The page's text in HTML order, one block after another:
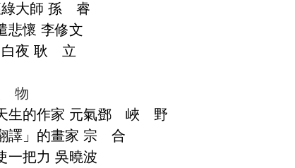
綠大師 孫 睿
悲懷 李修文
白夜 耿 立
物
生的作家 元氣鄧 峽 野
譯」的畫家 宗 合
一把力 吳曉波